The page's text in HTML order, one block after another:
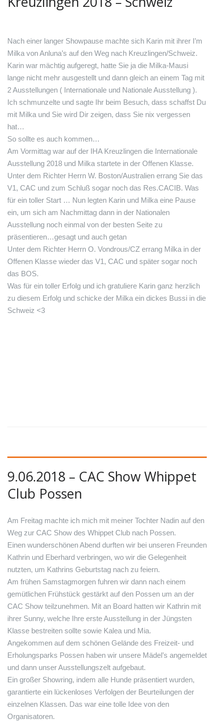
Nach einer langer Showpause machte sich Karin mit ihrer I’m
Milka von Anluna’s auf den Weg nach Kreuzlingen/Schweiz.
Karin war mächtig aufgeregt, hatte Sie ja die Milka-Mausi
lange nicht mehr ausgestellt und dann gleich an einem Tag mit
2 Ausstellungen ( Internationale und Nationale Ausstellung ).
Ich schmunzelte und sagte Ihr beim Besuch, dass schaffst Du
mit Milka und Sie wird Dir zeigen, dass Sie nix vergessen
hat…
So sollte es auch kommen…
Am Vormittag war auf der IHA Kreuzlingen die Internationale
Ausstellung 2018 und Milka startete in der Offenen Klasse.
Unter dem Richter Herrn W. Boston/Australien errang Sie das
V1, CAC und zum Schluß sogar noch das Res.CACIB. Was
für ein toller Start … Nun legten Karin und Milka eine Pause
ein, um sich am Nachmittag dann in der Nationalen
Ausstellung noch einmal von der besten Seite zu
präsentieren…gesagt und auch getan
Unter dem Richter Herrn O. Vondrous/CZ errang Milka in der
Offenen Klasse wieder das V1, CAC und später sogar noch
das BOS.
Was für ein toller Erfolg und ich gratuliere Karin ganz herzlich
zu diesem Erfolg und schicke der Milka ein dickes Bussi in die
Schweiz <3
9.06.2018 – CAC Show Whippet
Club Possen
Am Freitag machte ich mich mit meiner Tochter Nadin auf den
Weg zur CAC Show des Whippet Club nach Possen.
Einen wunderschönen Abend durften wir bei unseren Freunden
Kathrin und Eberhard verbringen, wo wir die Gelegenheit
nutzten, um Kathrins Geburtstag nach zu feiern.
Am frühen Samstagmorgen fuhren wir dann nach einem
gemütlichen Frühstück gestärkt auf den Possen um an der
CAC Show teilzunehmen. Mit an Board hatten wir Kathrin mit
ihrer Sunny, welche Ihre erste Ausstellung in der Jüngsten
Klasse bestreiten sollte sowie Kalea und Mia.
Angekommen auf dem schönen Gelände des Freizeit- und
Erholungsparks Possen haben wir unsere Mädel’s angemeldet
und dann unser Ausstellungszelt aufgebaut.
Ein großer Showring, indem alle Hunde präsentiert wurden,
garantierte ein lückenloses Verfolgen der Beurteilungen der
einzelnen Klassen. Das war eine tolle Idee von den
Organisatoren.